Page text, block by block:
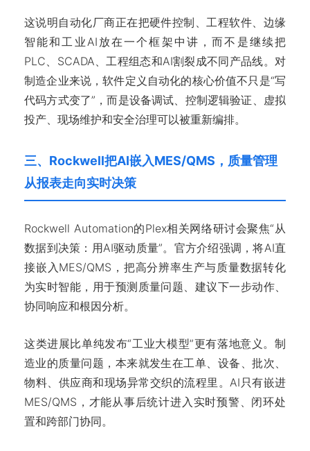
这说明自动化厂商正在把硬件控制、工程软件、边缘
智能和工业AI放在一个框架中讲，而不是继续把
PLC、SCADA、工程组态和AI割裂成不同产品线。对
制造企业来说，软件定义自动化的核心价值不只是“写
代码方式变了”，而是设备调试、控制逻辑验证、虚拟
投产、现场维护和安全治理可以被重新编排。
三、Rockwell把AI嵌入MES/QMS，质量管理
从报表走向实时决策
Rockwell Automation的Plex相关网络研讨会聚焦“从
数据到决策：用AI驱动质量”。官方介绍强调，将AI直
接嵌入MES/QMS，把高分辨率生产与质量数据转化
为实时智能，用于预测质量问题、建议下一步动作、
协同响应和根因分析。
这类进展比单纯发布“工业大模型”更有落地意义。制
造业的质量问题，本来就发生在工单、设备、批次、
物料、供应商和现场异常交织的流程里。AI只有嵌进
MES/QMS，才能从事后统计进入实时预警、闭环处
置和跨部门协同。